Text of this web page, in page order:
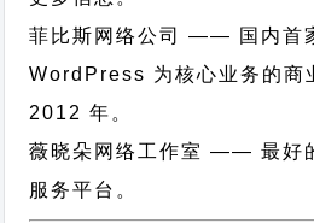
菲比斯网络公司
—— 国内首
WordPress 为核心业务的商
2012 年。
薇晓朵网络工作室 —— 最好
服务平台。